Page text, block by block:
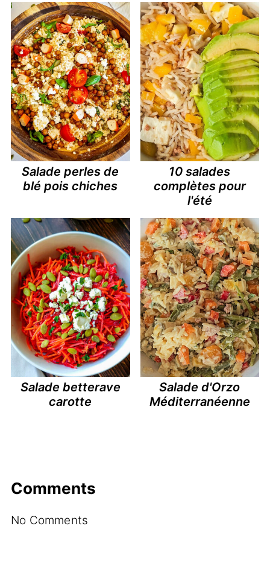
Salade perles de
blé pois chiches
10 salades
complètes pour
l'été
Salade betterave
carotte
Salade d'Orzo
Méditerranéenne
Comments
No Comments